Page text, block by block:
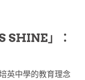
SHINE」：
英中學的教育理念